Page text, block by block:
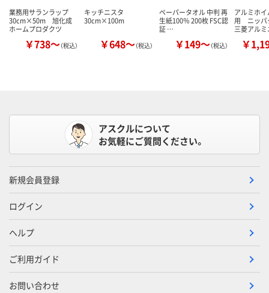
業務用サランラップ
30cm×50m 旭化成
ホームプロダクツ
￥738～（税込）
キッチニスタ
30cm×100m
￥648～（税込）
ペーパータオル 中判 再
生紙100％ 200枚 FSC認
証 …
￥149～（税込）
アルミホ
用 ニッ
三菱アル
￥
アスクルについて
お気軽にご質問ください。
新規会員登録
ログイン
ヘルプ
ご利用ガイド
お問い合わせ